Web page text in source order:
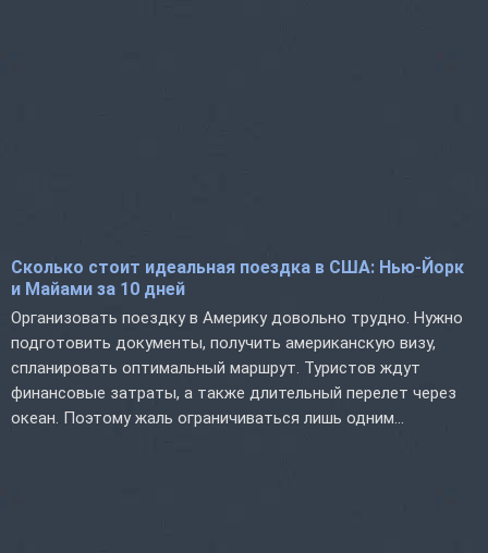
Сколько стоит идеальная поездка в США: Нью-Йорк
и Майами за 10 дней
Организовать поездку в Америку довольно трудно. Нужно
подготовить документы, получить американскую визу,
спланировать оптимальный маршрут. Туристов ждут
финансовые затраты, а также длительный перелет через
океан. Поэтому жаль ограничиваться лишь одним...